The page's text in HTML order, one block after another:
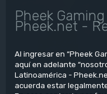
Pheek
Pheek.net -
Al ingresar en “Pheek
aquí en adelante
Latinoamérica -
acuerda estar